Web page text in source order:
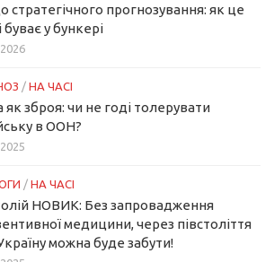
стратегічного прогнозування: як це
буває у бункері
/ НА ЧАСІ
зброя: чи не годі толерувати
в ООН?
/ НА ЧАСІ
НОВИК: Без запровадження
медицини, через півстоліття
можна буде забути!